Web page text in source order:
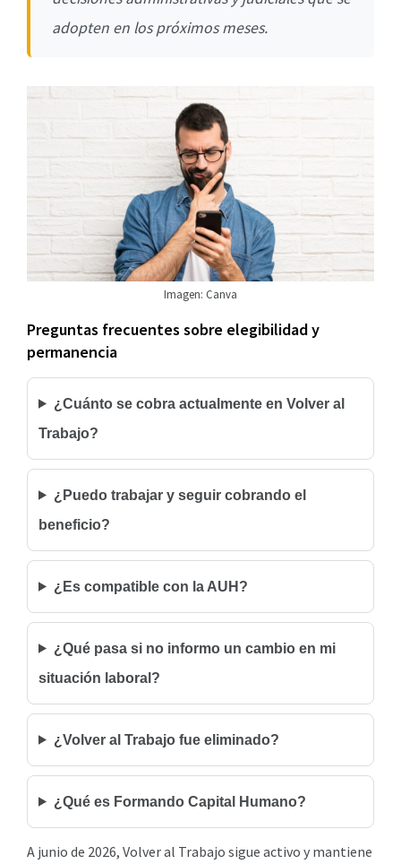
adopten en los próximos meses.
Imagen: Canva
Preguntas frecuentes sobre elegibilidad y
permanencia
¿Cuánto se cobra actualmente en Volver al
Trabajo?
¿Puedo trabajar y seguir cobrando el
beneficio?
¿Es compatible con la AUH?
¿Qué pasa si no informo un cambio en mi
situación laboral?
¿Volver al Trabajo fue eliminado?
¿Qué es Formando Capital Humano?
A junio de 2026, Volver al Trabajo sigue activo y mantiene